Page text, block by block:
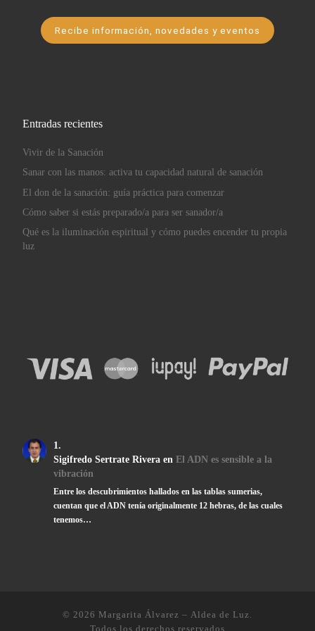
Recibe información, novedades y eventos
Entradas recientes
Vivir de la Sanación
Sanar con las manos: activa tu capacidad natural de sanación
El don de la sanación: guía práctica para comenzar
Cómo saber si estás preparado/a para ser sanador/a
Qué es la iluminación espiritual y cómo puedes encender tu propia
luz
Sigifredo Sertrate Riveraen El ADN es sensible a la
vibración
Entre los descubrimientos hallados en las tablas sumerias,
cuentan que el ADN tenía originalmente 12 hebras, de las cuales
tenemos…
© 2026 Margarita Álvarez – Aldea de Luz.
Todos los derechos reservados